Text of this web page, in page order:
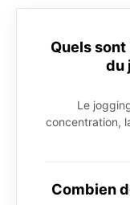
Quels
du
Le
concentration,
Combien